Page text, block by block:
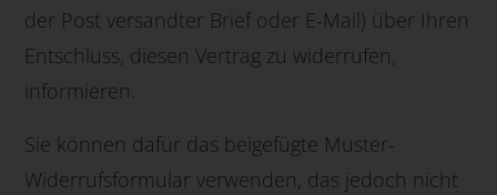
der Post versandter Brief oder E-Mail) über Ihren
Entschluss, diesen Vertrag zu widerrufen,
informieren.
Sie können dafür das beigefügte Muster-
Widerrufsformular verwenden, das jedoch nicht